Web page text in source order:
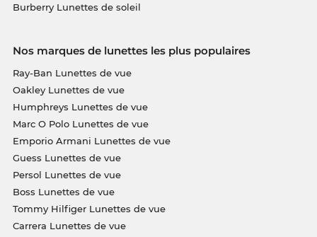
Burberry Lunettes de soleil
Nos marques de lunettes les plus populaires
Ray-Ban Lunettes de vue
Oakley Lunettes de vue
Humphreys Lunettes de vue
Marc O Polo Lunettes de vue
Emporio Armani Lunettes de vue
Guess Lunettes de vue
Persol Lunettes de vue
Boss Lunettes de vue
Tommy Hilfiger Lunettes de vue
Carrera Lunettes de vue